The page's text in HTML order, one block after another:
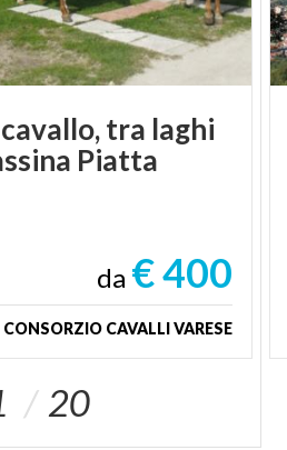
cavallo,tra laghi
Piatta
da € 400
CONSORZIO CAVALLI VARESE
20